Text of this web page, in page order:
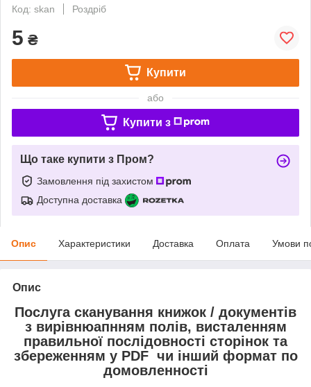
Код: skan
Роздріб
5 ₴
Купити
або
Купити з
Що таке купити з Пром?
Замовлення під захистом
Доступна доставка
Опис Характеристики Доставка Оплата Умови
Опис
Послуга сканування книжок / документів
з вирівнюапнням полів, висталенням
правильної послідовності сторінок та
збереженням у PDF чи інший формат по
домовленності